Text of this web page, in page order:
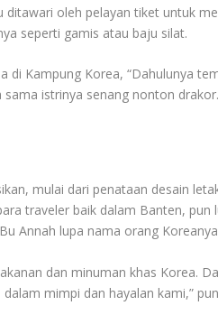
oleh pelayan tiket untuk
seperti gamis atau baju silat.
di Kampung Korea, “Dahulunya
istrinya senang nonton
mulai dari penataan desain
traveler baik dalam Banten, pun
Annah lupa nama orang
dan minuman khas Korea.
mimpi dan hayalan kami,”